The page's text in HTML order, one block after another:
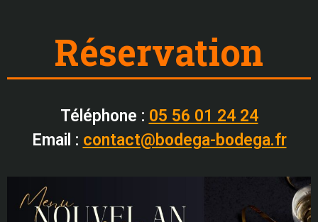
Réservation
Téléphone : 05 56 01 24 24
Email : contact@bodega-bodega.fr